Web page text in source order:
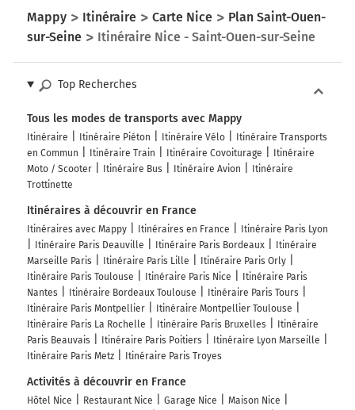
Mappy Itinéraire Carte Nice
Plan Saint-Ouen-
sur-Seine
Itinéraire Nice - Saint-Ouen-sur-Seine
Top Recherches
Tous les modes de transports avec Mappy
Itinéraire Itinéraire Piéton Itinéraire Vélo
Itinéraire Transports
en Commun
Itinéraire Train Itinéraire Covoiturage
Itinéraire
Moto / Scooter
Itinéraire Bus Itinéraire Avion
Itinéraire
Trottinette
Itinéraires à découvrir en France
Itinéraires avec Mappy Itinéraires en France
Itinéraire Paris Lyon
Itinéraire Paris Deauville
Itinéraire Paris Bordeaux
Itinéraire
Marseille Paris
Itinéraire Paris Lille
Itinéraire Paris Orly
Itinéraire Paris Toulouse
Itinéraire Paris Nice
Itinéraire Paris
Nantes
Itinéraire Bordeaux Toulouse
Itinéraire Paris Tours
Itinéraire Paris Montpellier
Itinéraire Montpellier Toulouse
Itinéraire Paris La Rochelle
Itinéraire Paris Bruxelles
Itinéraire
Paris Beauvais
Itinéraire Paris Poitiers
Itinéraire Lyon Marseille
Itinéraire Paris Metz
Itinéraire Paris Troyes
Activités à découvrir en France
Hôtel Nice Restaurant Nice Garage Nice
Maison Nice